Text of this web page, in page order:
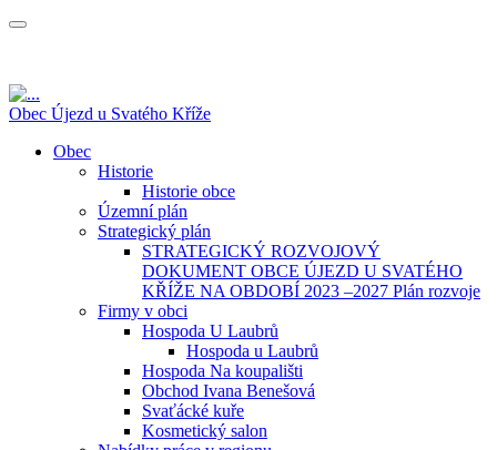
Obec Újezd u Svatého Kříže
Obec
Historie
Historie obce
Územní plán
Strategický plán
STRATEGICKÝ ROZVOJOVÝ
DOKUMENT OBCE ÚJEZD U SVATÉHO
KŘÍŽE NA OBDOBÍ 2023 –2027 Plán rozvoje
Firmy v obci
Hospoda U Laubrů
Hospoda u Laubrů
Hospoda Na koupališti
Obchod Ivana Benešová
Svaťácké kuře
Kosmetický salon